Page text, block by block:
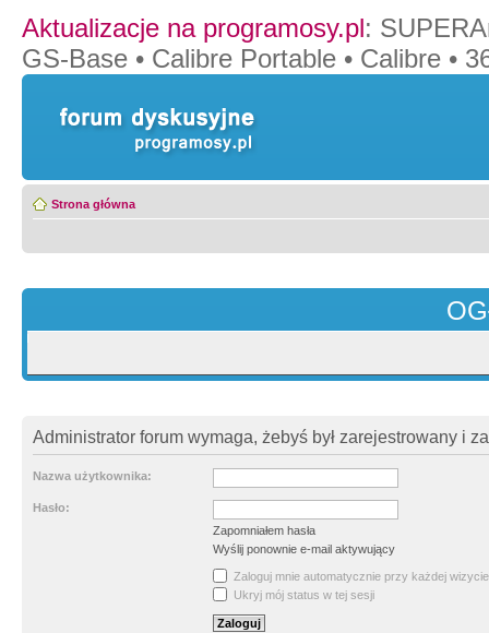
Aktualizacje na programosy.pl:
GS-Base • Calibre Portable • Calibre •
Strona główna
Administrator forum wymaga, żebyś był zarejestrowany i
Nazwa użytkownika:
Hasło:
Zapomniałem hasła
Wyślij ponownie e-mail aktywujący
Zaloguj mnie automatycznie przy każdej wizycie
Ukryj mój status w tej sesji